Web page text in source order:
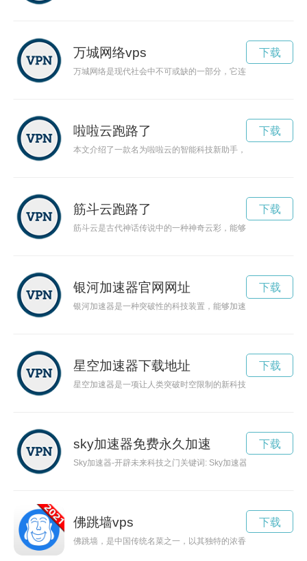
万城网络vps
万城网络是现代社会中不可或缺的一部分，它连接着人与人之
下载
啦啦云跑路了
本文介绍了一款名为啦啦云的智能科技新助手，其便捷、高效
下载
筋斗云跑路了
筋斗云是古代神话传说中的一种神奇云彩，能够让人飞天遨游
下载
银河加速器官网网址
银河加速器是一种突破性的科技装置，能够加速飞船前行的速
下载
星空加速器下载地址
星空加速器是一项让人类突破时空限制的新科技，可加速太空
下载
sky加速器免费永久加速
Sky加速器-开辟未来科技之门关键词: Sky加速器，科技，未来
下载
佛跳墙vps
佛跳墙，是中国传统名菜之一，以其独特的浓香滋味和独特的
下载